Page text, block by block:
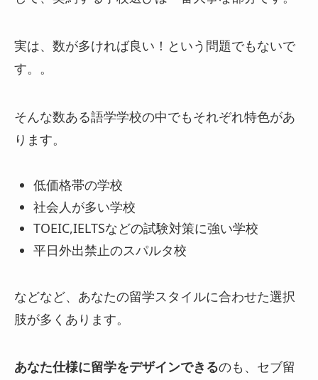
実は、数が多ければ良い！という問題でもないで
す。。
そんな数ある語学学校の中でもそれぞれ特色があ
ります。
低価格帯の学校
社会人が多い学校
TOEIC,IELTSなどの試験対策に強い学校
平日外出禁止のスパルタ校
などなど、あなたの留学スタイルに合わせた選択
肢が多くあります。
あなた仕様に留学をデザインできるのも、セブ留